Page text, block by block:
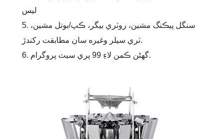
ليس
5. سنگل پيڪنگ مشين، روٽري بيگر، ڪپ/بوتل مشين،
ٽري سيلر وغيره سان مطابقت رکندڙ.
6. گھڻن ڪمن لاءِ 99 پري سيٽ پروگرام.